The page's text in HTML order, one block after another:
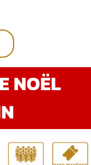
NOËL